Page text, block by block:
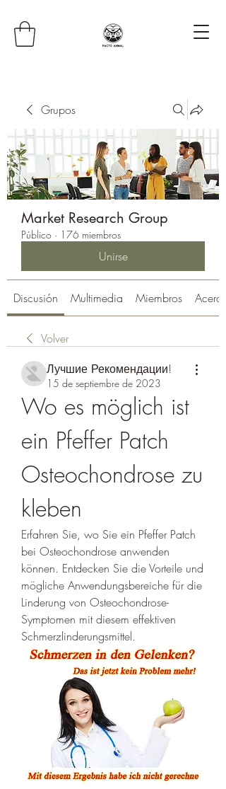
Grupos
Market Research Group
Público · 176 miembros
Unirse
Discusión Multimedia Miembros Acerca
Volver
Лучшие Рекомендации!
15 de septiembre de 2023
Wo es möglich ist
ein Pfeffer Patch
Osteochondrose zu
kleben
Erfahren Sie, wo Sie ein Pfeffer Patch
bei Osteochondrose anwenden
können. Entdecken Sie die Vorteile und
mögliche Anwendungsbereiche für die
Linderung von Osteochondrose-
Symptomen mit diesem effektiven
Schmerzlinderungsmittel.